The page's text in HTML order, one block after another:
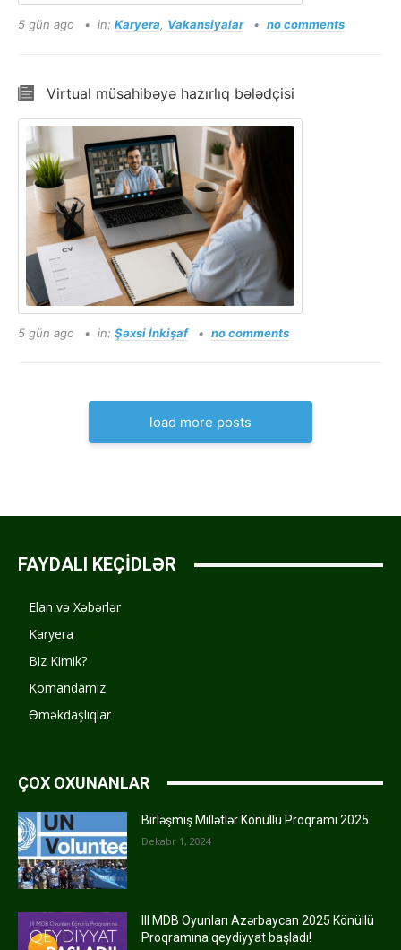
5 gün ago in: Karyera, Vakansiyalar no comments
Virtual müsahibəyə hazırlıq bələdçisi
5 gün ago in: Şəxsi İnkişaf no comments
load more posts
FAYDALI KEÇİDLƏR
Elan və Xəbərlər
Karyera
Biz Kimik?
Komandamız
Əməkdaşlıqlar
ÇOX OXUNANLAR
Birləşmiş Millətlər Könüllü Proqramı 2025
Dekabr 1, 2024
III MDB Oyunları Azərbaycan 2025 Könüllü
Proqramına qeydiyyat başladı!